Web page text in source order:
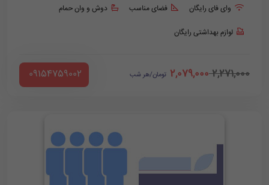
وای فای رایگان فضای مناسب دوش و وان حمام
لوازم بهداشتی رایگان
2,271,000
2,079,000 تومان/هر شب ‪ 09154759002